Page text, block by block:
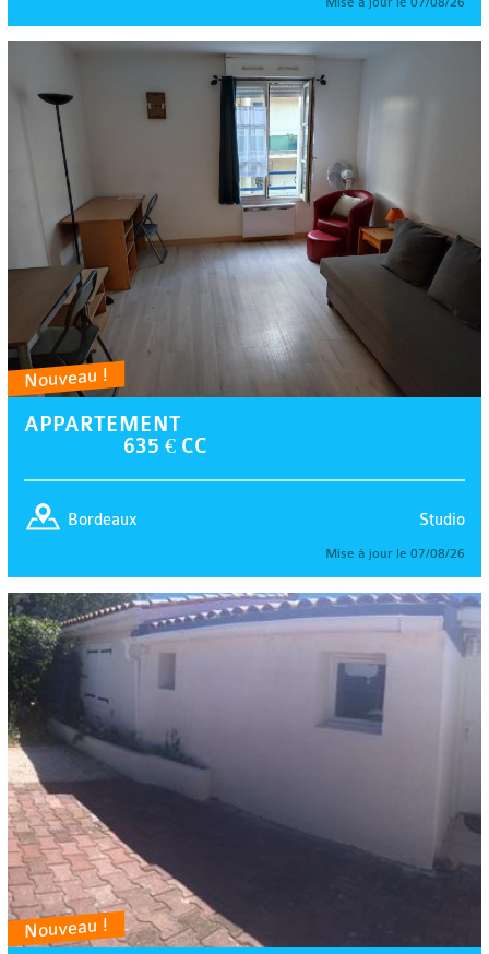
Nouveau !
APPARTEMENT
635 € CC
Studio
Bordeaux
Mise à jour le 07/08/26
Nouveau !